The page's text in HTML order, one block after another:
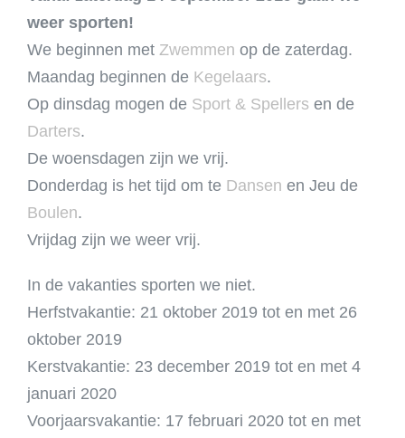
weer sporten!
We beginnen met Zwemmen op de zaterdag.
Maandag beginnen de Kegelaars.
Op dinsdag mogen de Sport & Spellers en de
Darters.
De woensdagen zijn we vrij.
Donderdag is het tijd om te Dansen en Jeu de
Boulen.
Vrijdag zijn we weer vrij.
In de vakanties sporten we niet.
Herfstvakantie: 21 oktober 2019 tot en met 26
oktober 2019
Kerstvakantie: 23 december 2019 tot en met 4
januari 2020
Voorjaarsvakantie: 17 februari 2020 tot en met